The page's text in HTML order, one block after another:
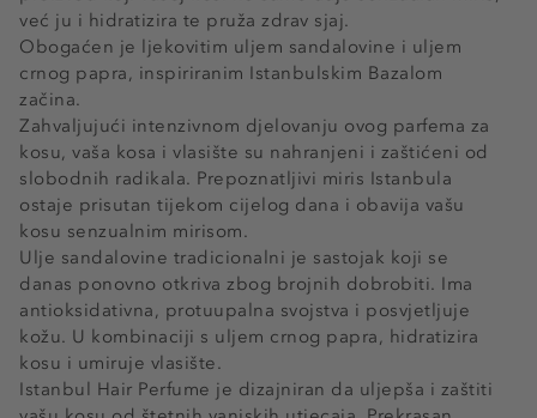
već ju i hidratizira te pruža zdrav sjaj.
Obogaćen je ljekovitim uljem sandalovine i uljem
crnog papra, inspiriranim Istanbulskim Bazalom
začina.
Zahvaljujući intenzivnom djelovanju ovog parfema za
kosu, vaša kosa i vlasište su nahranjeni i zaštićeni od
slobodnih radikala. Prepoznatljivi miris Istanbula
ostaje prisutan tijekom cijelog dana i obavija vašu
kosu senzualnim mirisom.
Ulje sandalovine tradicionalni je sastojak koji se
danas ponovno otkriva zbog brojnih dobrobiti. Ima
antioksidativna, protuupalna svojstva i posvjetljuje
kožu. U kombinaciji s uljem crnog papra, hidratizira
kosu i umiruje vlasište.
Istanbul Hair Perfume je dizajniran da uljepša i zaštiti